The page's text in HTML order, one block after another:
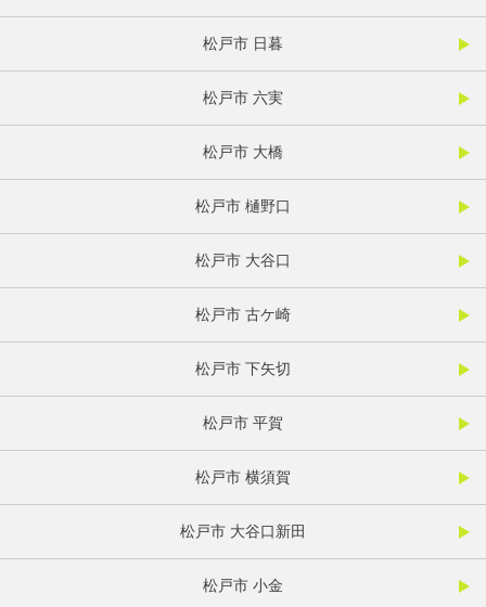
松戸市 日暮
松戸市 六実
松戸市 大橋
松戸市 樋野口
松戸市 大谷口
松戸市 古ケ崎
松戸市 下矢切
松戸市 平賀
松戸市 横須賀
松戸市 大谷口新田
松戸市 小金